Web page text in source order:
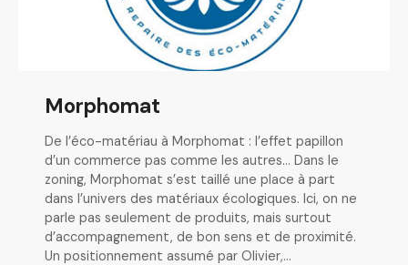
Morphomat
De l’éco-matériau à Morphomat : l’effet papillon
d’un commerce pas comme les autres… Dans le
zoning, Morphomat s’est taillé une place à part
dans l’univers des matériaux écologiques. Ici, on ne
parle pas seulement de produits, mais surtout
d’accompagnement, de bon sens et de proximité.
Un positionnement assumé par Olivier,…